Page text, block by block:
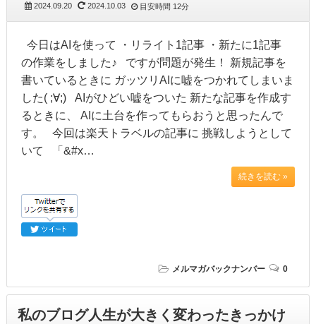
2024.09.20 2024.10.03 目安時間 12分
今日はAIを使って ・リライト1記事 ・新たに1記事
の作業をしました♪ ですが問題が発生！ 新規記事を
書いているときに ガッツリAIに嘘をつかれてしまいま
した( ;∀;) AIがひどい嘘をついた 新たな記事を作成す
るときに、 AIに土台を作ってもらおうと思ったんで
す。 今回は楽天トラベルの記事に 挑戦しようとして
いて 「&#x…
続きを読む »
メルマガバックナンバー 0
私のブログ人生が大きく変わったきっかけ